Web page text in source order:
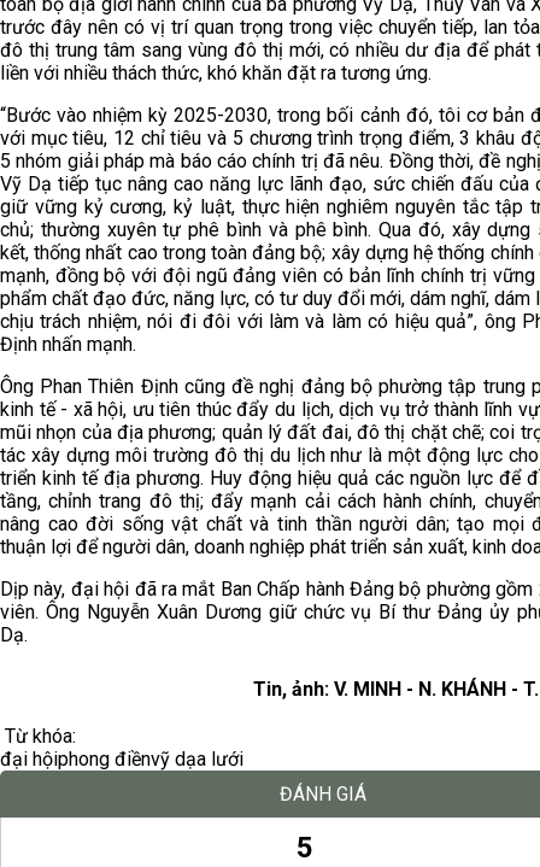
trước đây nên có vị trí quan trọng trong việc chuyển tiếp, lan
đô thị trung tâm sang vùng đô thị mới, có nhiều dư địa để phát
liền với nhiều thách thức, khó khăn đặt ra tương ứng.
“Bước vào nhiệm kỳ 2025-2030, trong bối cảnh đó, tôi cơ bản
với mục tiêu, 12 chỉ tiêu và 5 chương trình trọng điểm, 3 khâu
5 nhóm giải pháp mà báo cáo chính trị đã nêu. Đồng thời, đề
Vỹ Dạ tiếp tục nâng cao năng lực lãnh đạo, sức chiến đấu của
giữ vững kỷ cương, kỷ luật, thực hiện nghiêm nguyên tắc tập
chủ; thường xuyên tự phê bình và phê bình. Qua đó, xây
kết, thống nhất cao trong toàn đảng bộ; xây dựng hệ thống
mạnh, đồng bộ với đội ngũ đảng viên có bản lĩnh chính trị vững
phẩm chất đạo đức, năng lực, có tư duy đổi mới, dám nghĩ, dám
chịu trách nhiệm, nói đi đôi với làm và làm có hiệu quả”, ông
Định nhấn mạnh.
Ông Phan Thiên Định cũng đề nghị đảng bộ phường tập trung
kinh tế - xã hội, ưu tiên thúc đẩy du lịch, dịch vụ trở thành lĩnh
mũi nhọn của địa phương; quản lý đất đai, đô thị chặt chẽ; coi
tác xây dựng môi trường đô thị du lịch như là một động lực
triển kinh tế địa phương. Huy động hiệu quả các nguồn lực để
tầng, chỉnh trang đô thị; đẩy mạnh cải cách hành chính,
nâng cao đời sống vật chất và tinh thần người dân; tạo mọi
thuận lợi để người dân, doanh nghiệp phát triển sản xuất, kinh
Dịp này, đại hội đã ra mắt Ban Chấp hành Đảng bộ phường gồm
viên. Ông Nguyễn Xuân Dương giữ chức vụ Bí thư Đảng ủy
Dạ.
Tin, ảnh: V. MINH - N. KHÁNH -
Từ khóa:
đại hộiphong điềnvỹ dạa lưới
ĐÁNH GIÁ
5